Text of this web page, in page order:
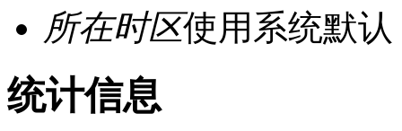
所在时区使用系统默认
统计信息